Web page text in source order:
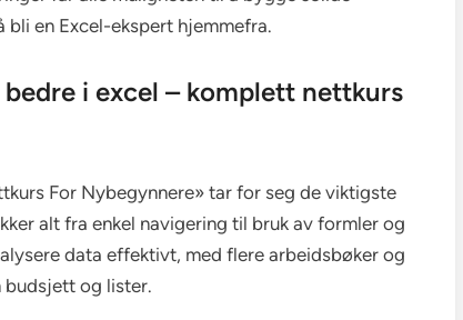
en Excel-ekspert hjemmefra.
i excel – komplett nettkurs
For Nybegynnere» tar for seg de viktigste
alt fra enkel navigering til bruk av formler og
data effektivt, med flere arbeidsbøker og
og lister.